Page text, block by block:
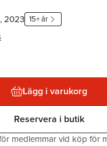
2023 15+ år
Lägg i varukorg
Reservera i butik
medlemmar vid köp för